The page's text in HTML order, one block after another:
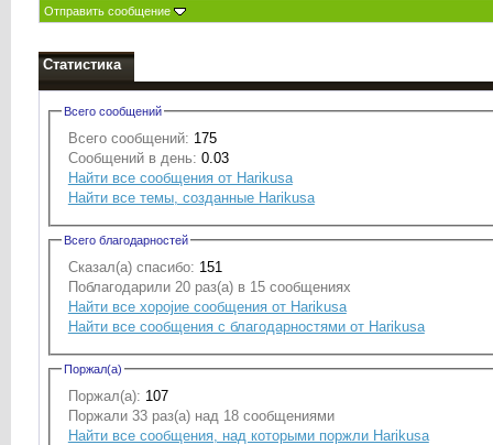
Отправить сообщение
Статистика
Всего сообщений
Всего сообщений: 175
Сообщений в день: 0.03
Найти все сообщения от Harikusa
Найти все темы, созданные Harikusa
Всего благодарностей
Сказал(а) спасибо: 151
Поблагодарили 20 раз(а) в 15 сообщениях
Найти все хоројие сообщения от Harikusa
Найти все сообщения с благодарностями от Harikusa
Поржал(а)
Поржал(а): 107
Поржали 33 раз(а) над 18 сообщениями
Найти все сообщения, над которыми поржли Harikusa